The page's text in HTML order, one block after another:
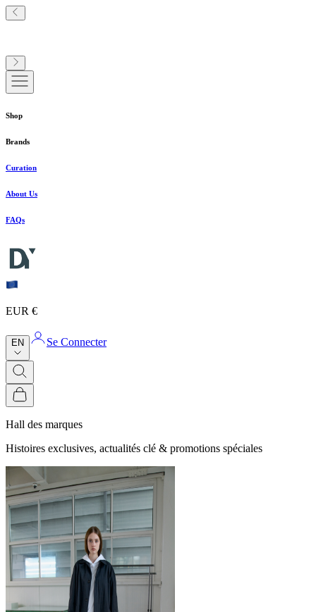
Shop
Brands
Curation
About Us
FAQs
EUR €
EN Se Connecter
Hall des marques
Histoires exclusives, actualités clé & promotions spéciales